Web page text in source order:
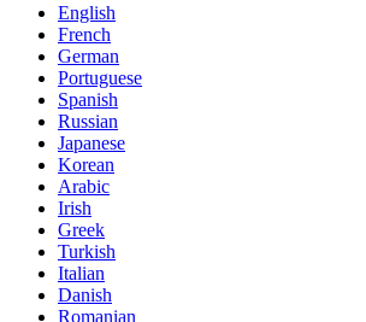
English
French
German
Portuguese
Spanish
Russian
Japanese
Korean
Arabic
Irish
Greek
Turkish
Italian
Danish
Romanian